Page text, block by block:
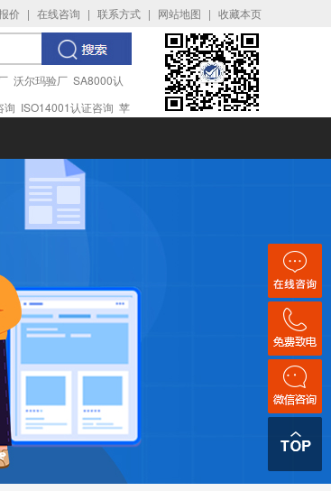
价 | 在线咨询 | 联系方式 | 网站地图 | 收藏本页
沃尔玛验厂 SA8000认
询 ISO14001认证咨询 苹